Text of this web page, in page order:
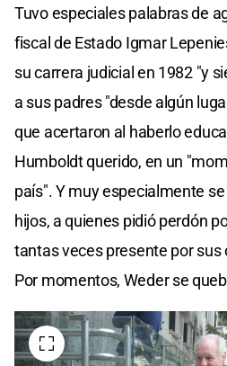
Tuvo especiales palabras de
fiscal de Estado Igmar
su carrera judicial en 1982 "y
a sus padres "desde algún
que acertaron al haberlo
Humboldt querido, en un
país". Y muy especialmente
hijos, a quienes pidió perdón
tantas veces presente por sus
Por momentos, Weder se